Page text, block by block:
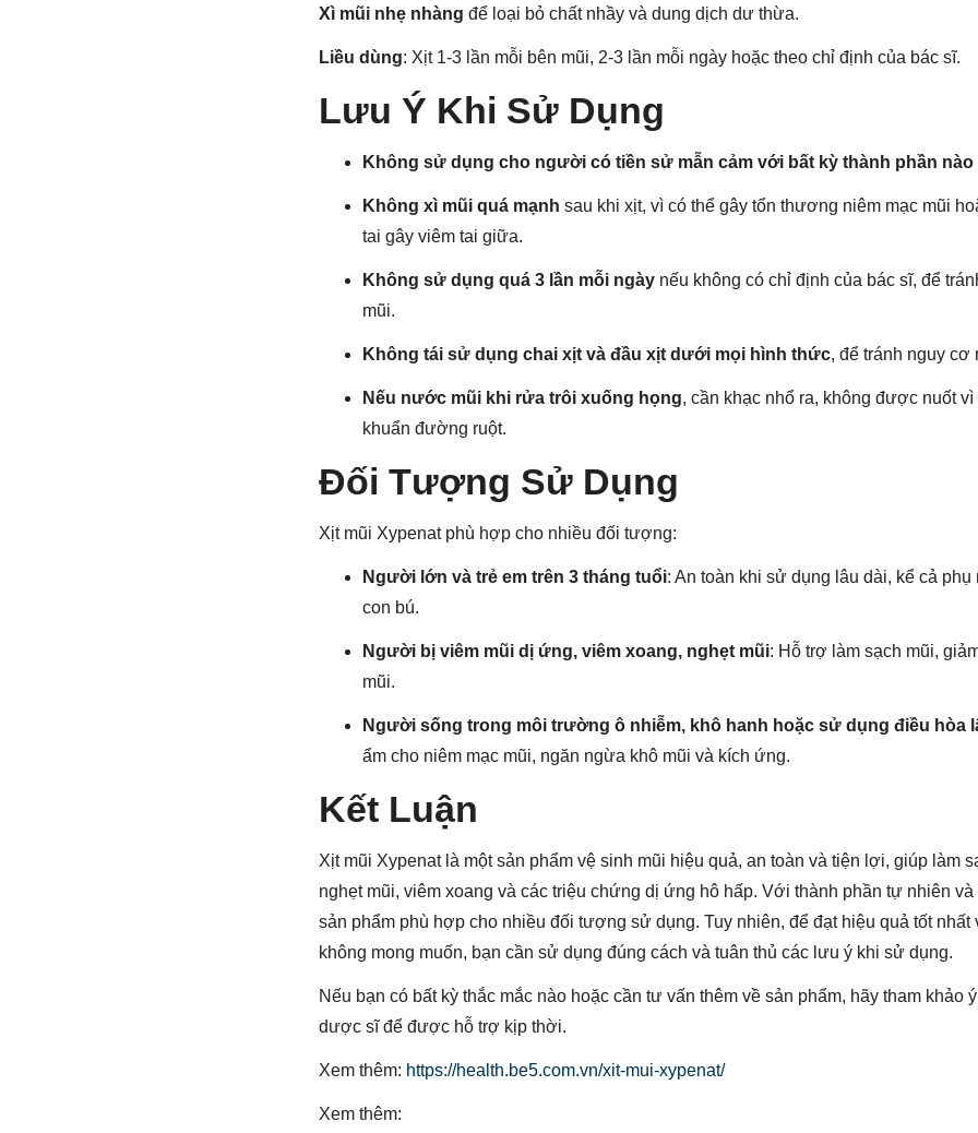
Xì mũi nhẹ nhàng để loại bỏ chất nhầy và dung dịch dư thừa.
Liều dùng: Xịt 1-3 lần mỗi bên mũi, 2-3 lần mỗi ngày hoặc theo chỉ định của bác sĩ.
Lưu Ý Khi Sử Dụng
Không sử dụng cho người có tiền sử mẫn cảm với bất kỳ thành phần nào
Không xì mũi quá mạnh sau khi xịt, vì có thể gây tổn thương niêm mạc mũi
tai gây viêm tai giữa.
Không sử dụng quá 3 lần mỗi ngày nếu không có chỉ định của bác sĩ, để
mũi.
Không tái sử dụng chai xịt và đầu xịt dưới mọi hình thức, để tránh nguy cơ
Nếu nước mũi khi rửa trôi xuống họng, cần khạc nhổ ra, không được nuốt
khuẩn đường ruột.
Đối Tượng Sử Dụng
Xịt mũi Xypenat phù hợp cho nhiều đối tượng:
Người lớn và trẻ em trên 3 tháng tuổi: An toàn khi sử dụng lâu dài, kể cả
con bú.
Người bị viêm mũi dị ứng, viêm xoang, nghẹt mũi: Hỗ trợ làm sạch mũi,
mũi.
Người sống trong môi trường ô nhiễm, khô hanh hoặc sử dụng điều hòa
ẩm cho niêm mạc mũi, ngăn ngừa khô mũi và kích ứng.
Kết Luận
Xịt mũi Xypenat là một sản phẩm vệ sinh mũi hiệu quả, an toàn và tiện lợi, giúp làm
nghẹt mũi, viêm xoang và các triệu chứng dị ứng hô hấp. Với thành phần tự nhiên và
sản phẩm phù hợp cho nhiều đối tượng sử dụng. Tuy nhiên, để đạt hiệu quả tốt nhất
không mong muốn, bạn cần sử dụng đúng cách và tuân thủ các lưu ý khi sử dụng.
Nếu bạn có bất kỳ thắc mắc nào hoặc cần tư vấn thêm về sản phẩm, hãy tham khảo
dược sĩ để được hỗ trợ kịp thời.
Xem thêm: https://health.be5.com.vn/xit-mui-xypenat/
Xem thêm: